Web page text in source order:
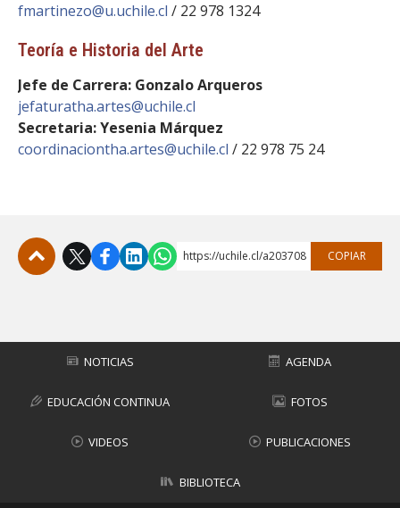
fmartinezo@u.uchile.cl / 22 978 1324
Teoría e Historia del Arte
Jefe de Carrera: Gonzalo Arqueros
jefaturatha.artes@uchile.cl
Secretaria: Yesenia Márquez
coordinaciontha.artes@uchile.cl / 22 978 75 24
https://uchile.cl/a203708 COPIAR
NOTICIAS AGENDA
EDUCACIÓN CONTINUA FOTOS
VIDEOS PUBLICACIONES
BIBLIOTECA